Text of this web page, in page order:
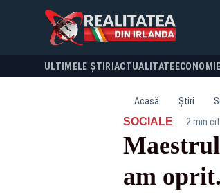
ULTIMELE ȘTIRI ACTUALITATE ECONOMIE
Acasă Știri
SOCIALE· 2 min
am